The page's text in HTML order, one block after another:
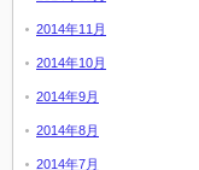
2014年11月
2014年10月
2014年9月
2014年8月
2014年7月